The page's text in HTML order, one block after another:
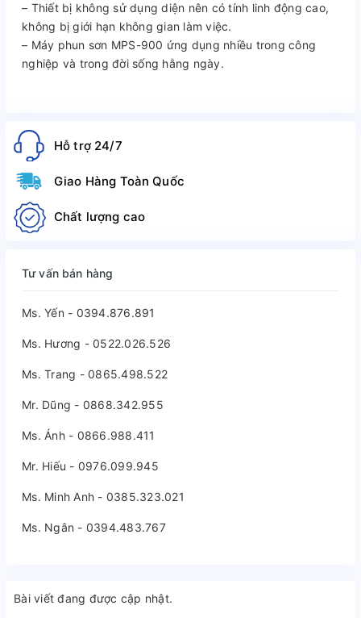
– Thiết bị không sử dụng diện nên có tính linh động cao,
không bị giới hạn không gian làm việc.
– Máy phun sơn MPS-900 ứng dụng nhiều trong công
nghiệp và trong đời sống hằng ngày.
Hỗ trợ 24/7
Giao Hàng Toàn Quốc
Chất lượng cao
Tư vấn bán hàng
Ms. Yến - 0394.876.891
Ms. Hương - 0522.026.526
Ms. Trang - 0865.498.522
Mr. Dũng - 0868.342.955
Ms. Ánh - 0866.988.411
Mr. Hiếu - 0976.099.945
Ms. Minh Anh - 0385.323.021
Ms. Ngân - 0394.483.767
Bài viết đang được cập nhật.